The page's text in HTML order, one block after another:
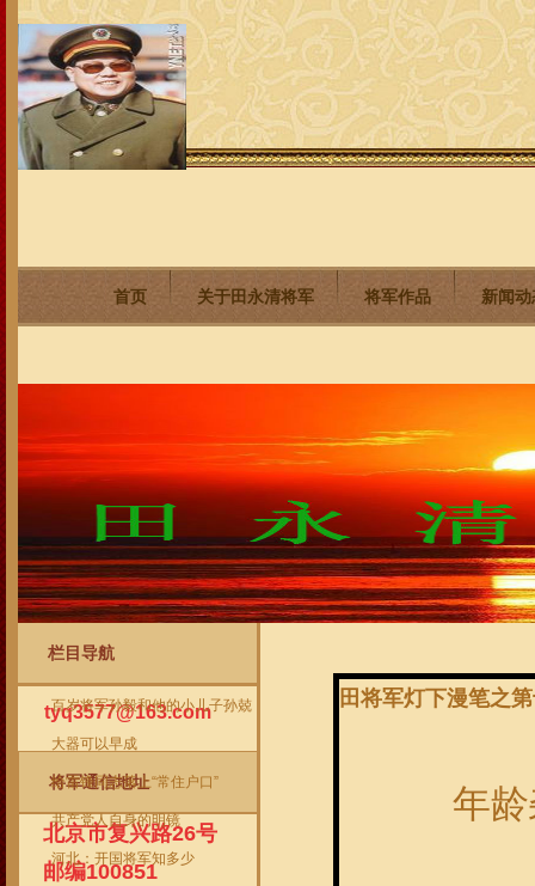
首页 关于田永清将军 将军作品 新闻动
栏目导航
百岁将军孙毅和他的小儿子孙兢
大器可以早成
给雷锋同志落上“常住户口”
共产党人自身的明镜
河北：开国将军知多少
将军信箱
tyq3577@163.com
将军通信地址
北京市复兴路26号
邮编100851
田将军灯下漫笔之
年龄